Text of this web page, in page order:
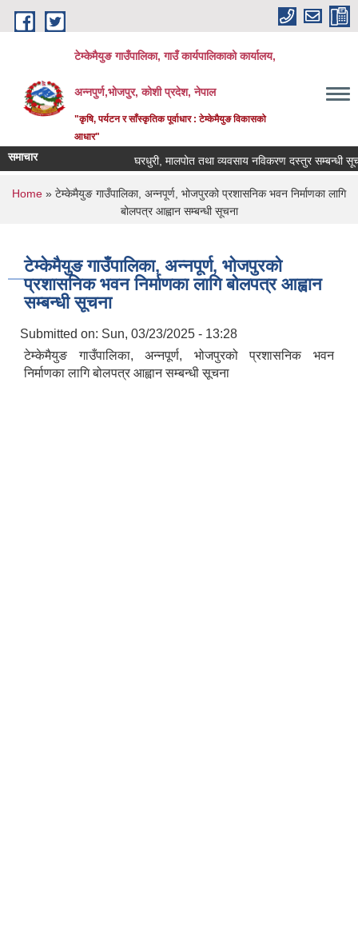
Skip to main content
टेम्केमैयुङ गाउँपालिका, गाउँ कार्यपालिकाको कार्यालय,
अन्नपुर्ण,भोजपुर, कोशी प्रदेश, नेपाल
"कृषि, पर्यटन र साँस्कृतिक पूर्वाधार : टेम्केमैयुङ विकासको
आधार"
समाचार घरधुरी, मालपोत तथा व्यवसाय नविकरण दस्तुर सम्बन्धी सूचना
You are here
Home » टेम्केमैयुङ गाउँपालिका, अन्नपूर्ण, भोजपुरको प्रशासनिक भवन निर्माणका लागि
बोलपत्र आह्वान सम्बन्धी सूचना
टेम्केमैयुङ गाउँपालिका, अन्नपूर्ण, भोजपुरको
प्रशासनिक भवन निर्माणका लागि बोलपत्र आह्वान
सम्बन्धी सूचना
Submitted on: Sun, 03/23/2025 - 13:28
टेम्केमैयुङ गाउँपालिका, अन्नपूर्ण, भोजपुरको प्रशासनिक भवन
निर्माणका लागि बोलपत्र आह्वान सम्बन्धी सूचना